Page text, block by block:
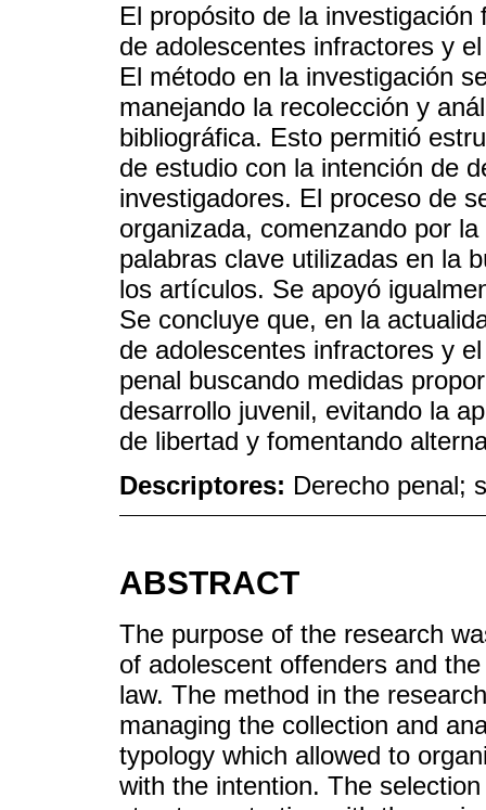
El propósito de la
de adolescentes infractores y
El método en la investigación
manejando la recolección y
bibliográfica. Esto permitió
de estudio con la intención de
investigadores. El proceso de
organizada, comenzando por
palabras clave utilizadas en la
los artículos. Se apoyó
Se concluye que, en la
de adolescentes infractores y
penal buscando medidas
desarrollo juvenil, evitando la
de libertad y fomentando
Descriptores: Derecho penal;
ABSTRACT
The purpose of the research
of adolescent offenders and
law. The method in the
managing the collection and
typology which allowed to
with the intention. The